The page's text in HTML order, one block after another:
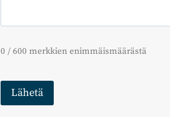
0 / 600 merkkien enimmäismäärästä